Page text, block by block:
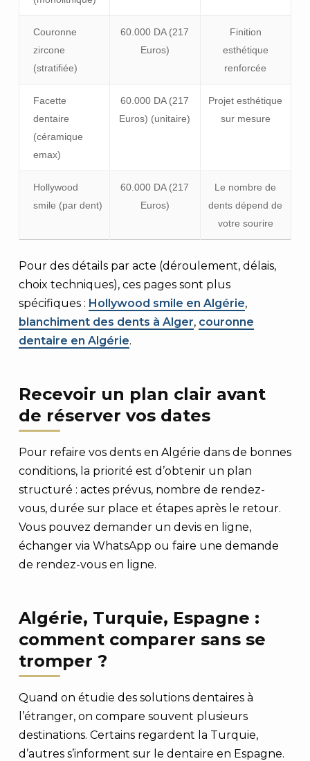
Couronne
zircone
(stratifiée)
60.000 DA (217
Euros)
Finition
esthétique
renforcée
Facette
dentaire
(céramique
emax)
60.000 DA (217
Euros) (unitaire)
Projet esthétique
sur mesure
Hollywood
smile (par dent)
60.000 DA (217
Euros)
Le nombre de
dents dépend de
votre sourire
Pour des détails par acte (déroulement, délais,
choix techniques), ces pages sont plus
spécifiques : Hollywood smile en Algérie,
blanchiment des dents à Alger, couronne
dentaire en Algérie.
Recevoir un plan clair avant
de réserver vos dates
Pour refaire vos dents en Algérie dans de bonnes
conditions, la priorité est d’obtenir un plan
structuré : actes prévus, nombre de rendez-
vous, durée sur place et étapes après le retour.
Vous pouvez demander un devis en ligne,
échanger via WhatsApp ou faire une demande
de rendez-vous en ligne.
Algérie, Turquie, Espagne :
comment comparer sans se
tromper ?
Quand on étudie des solutions dentaires à
l’étranger, on compare souvent plusieurs
destinations. Certains regardent la Turquie,
d’autres s’informent sur le dentaire en Espagne.